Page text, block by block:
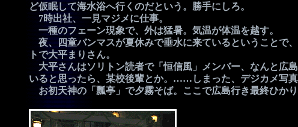
ど仮眠して海水浴へ行くのだという。勝手にしろ。
7時出社、一見マジメに仕事。
一種のフェーン現象で、外は猛暑。気温が体温を越す。
夜、四童バンマスが夏休みで垂水に来ているということで
トで大平まりさん。
大平さんはソリトン読者で「恒信風」メンバー、なんと広
いると思ったら、某校後輩とか。……しまった、デジカメ写真
お初天神の「瓢亭」で夕霧そば。ここで広島行き最終ひか